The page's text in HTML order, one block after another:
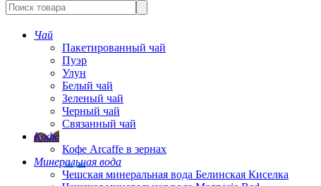
Чай
Пакетированный чай
Пуэр
Улун
Белый чай
Зеленый чай
Черный чай
Связанный чай
Кофе
Кофе Arcaffe в зернах
Минеральная вода
Чешская минеральная вода Белинская Киселка